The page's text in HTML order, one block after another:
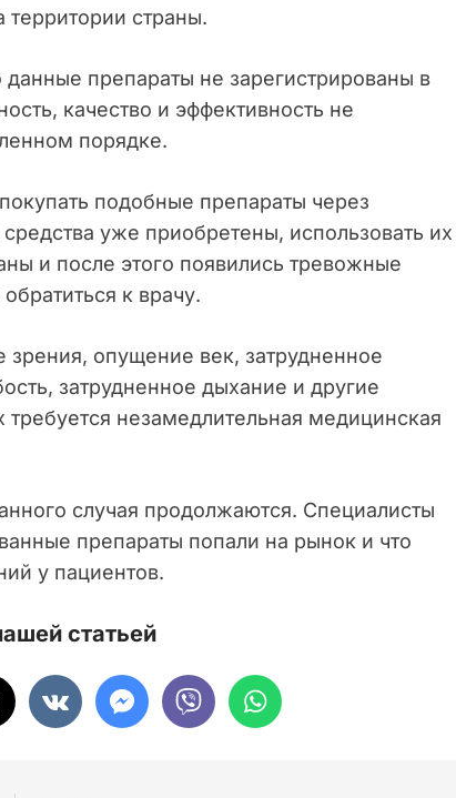
территории страны.
препараты не зарегистрированы в
качество и эффективность не
порядке.
подобные препараты через
уже приобретены, использовать их
и после этого появились тревожные
к врачу.
опущение век, затрудненное
затрудненное дыхание и другие
незамедлительная медицинская
случая продолжаются. Специалисты
препараты попали на рынок и что
у пациентов.
статьей